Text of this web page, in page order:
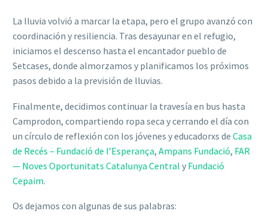
La lluvia volvió a marcar la etapa, pero el grupo avanzó con
coordinación y resiliencia. Tras desayunar en el refugio,
iniciamos el descenso hasta el encantador pueblo de
Setcases, donde almorzamos y planificamos los próximos
pasos debido a la previsión de lluvias.
Finalmente, decidimos continuar la travesía en bus hasta
Camprodon, compartiendo ropa seca y cerrando el día con
un círculo de reflexión con los jóvenes y educadorxs de Casa
de Recés – Fundació de l’Esperança, Ampans Fundació, FAR
— Noves Oportunitats Catalunya Central y Fundació
Cepaim.
Os dejamos con algunas de sus palabras: